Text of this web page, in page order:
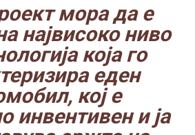
мора да е
највисоко ниво
која го
еден
кој е
инвентивен и ја